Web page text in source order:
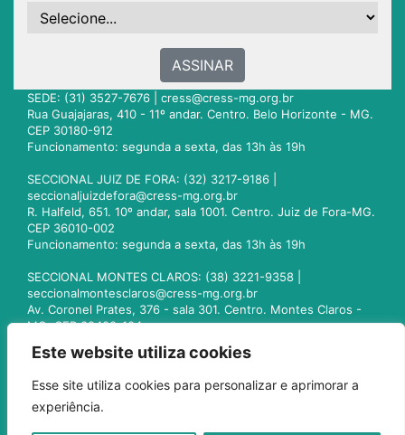
Este website utiliza cookies
Esse site utiliza cookies para personalizar e aprimorar a
experiência.
ASSINAR
SEDE: (31) 3527-7676 | cress@cress-mg.org.br
Rua Guajajaras, 410 - 11º andar. Centro. Belo Horizonte - MG.
CEP 30180-912
Funcionamento: segunda a sexta, das 13h às 19h
SECCIONAL JUIZ DE FORA: (32) 3217-9186 |
seccionaljuizdefora@cress-mg.org.br
R. Halfeld, 651. 10º andar, sala 1001. Centro. Juiz de Fora-MG.
CEP 36010-002
Funcionamento: segunda a sexta, das 13h às 19h
SECCIONAL MONTES CLAROS: (38) 3221-9358 |
seccionalmontesclaros@cress-mg.org.br
Av. Coronel Prates, 376 - sala 301. Centro. Montes Claros -
MG. CEP 39400-104
seccionaluberlandia@cress-mg.org.br
Av. Afonso Pena, 547 - sala 101. Uberlândia - MG. CEP